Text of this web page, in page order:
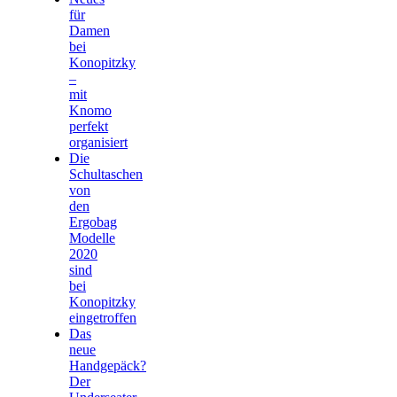
für
Damen
bei
Konopitzky
–
mit
Knomo
perfekt
organisiert
Die
Schultaschen
von
den
Ergobag
Modelle
2020
sind
bei
Konopitzky
eingetroffen
Das
neue
Handgepäck?
Der